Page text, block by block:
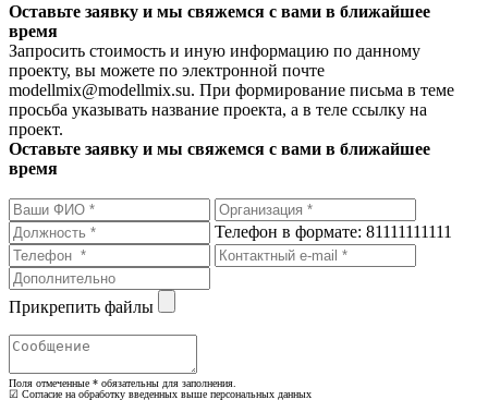
Оставьте заявку и мы свяжемся с вами в ближайшее
время
Запросить стоимость и иную информацию по данному
проекту, вы можете по электронной почте
modellmix@modellmix.su. При формирование письма в теме
просьба указывать название проекта, а в теле ссылку на
проект.
Оставьте заявку и мы свяжемся с вами в ближайшее
время
Телефон в формате: 81111111111
Прикрепить файлы
Поля отмеченные * обязательны для заполнения.
☑ Согласие на обработку введенных выше персональных данных